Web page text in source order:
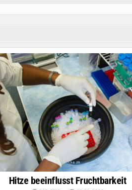
Hitze beeinflusst Fruchtbarkeit